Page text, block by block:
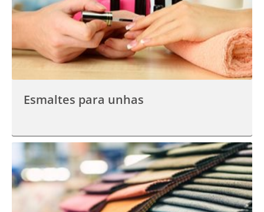
Esmaltes para unhas